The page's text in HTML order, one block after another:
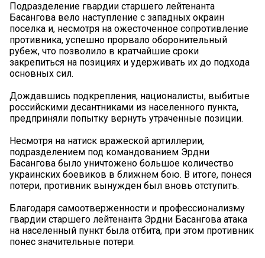
Подразделение гвардии старшего лейтенанта
Басангова вело наступление с западных окраин
поселка и, несмотря на ожесточенное сопротивление
противника, успешно прорвало оборонительный
рубеж, что позволило в кратчайшие сроки
закрепиться на позициях и удерживать их до подхода
основных сил.
Дождавшись подкрепления, националисты, выбитые
российскими десантниками из населенного пункта,
предприняли попытку вернуть утраченные позиции.
Несмотря на натиск вражеской артиллерии,
подразделением под командованием Эрдни
Басангова было уничтожено большое количество
украинских боевиков в ближнем бою. В итоге, понеся
потери, противник вынужден был вновь отступить.
Благодаря самоотверженности и профессионализму
гвардии старшего лейтенанта Эрдни Басангова атака
на населенный пункт была отбита, при этом противник
понес значительные потери.